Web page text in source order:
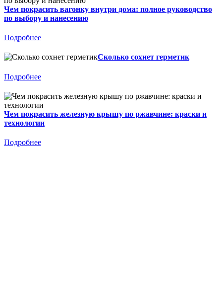
Чем покрасить вагонку внутри дома: полное руководство
по выбору и нанесению
Подробнее
Сколько сохнет герметик
Подробнее
Чем покрасить железную крышу по ржавчине: краски и
технологии
Подробнее